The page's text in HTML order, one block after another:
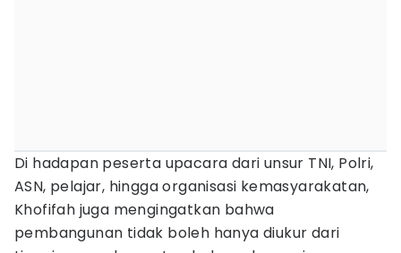
Di hadapan peserta upacara dari unsur TNI, Polri,
ASN, pelajar, hingga organisasi kemasyarakatan,
Khofifah juga mengingatkan bahwa
pembangunan tidak boleh hanya diukur dari